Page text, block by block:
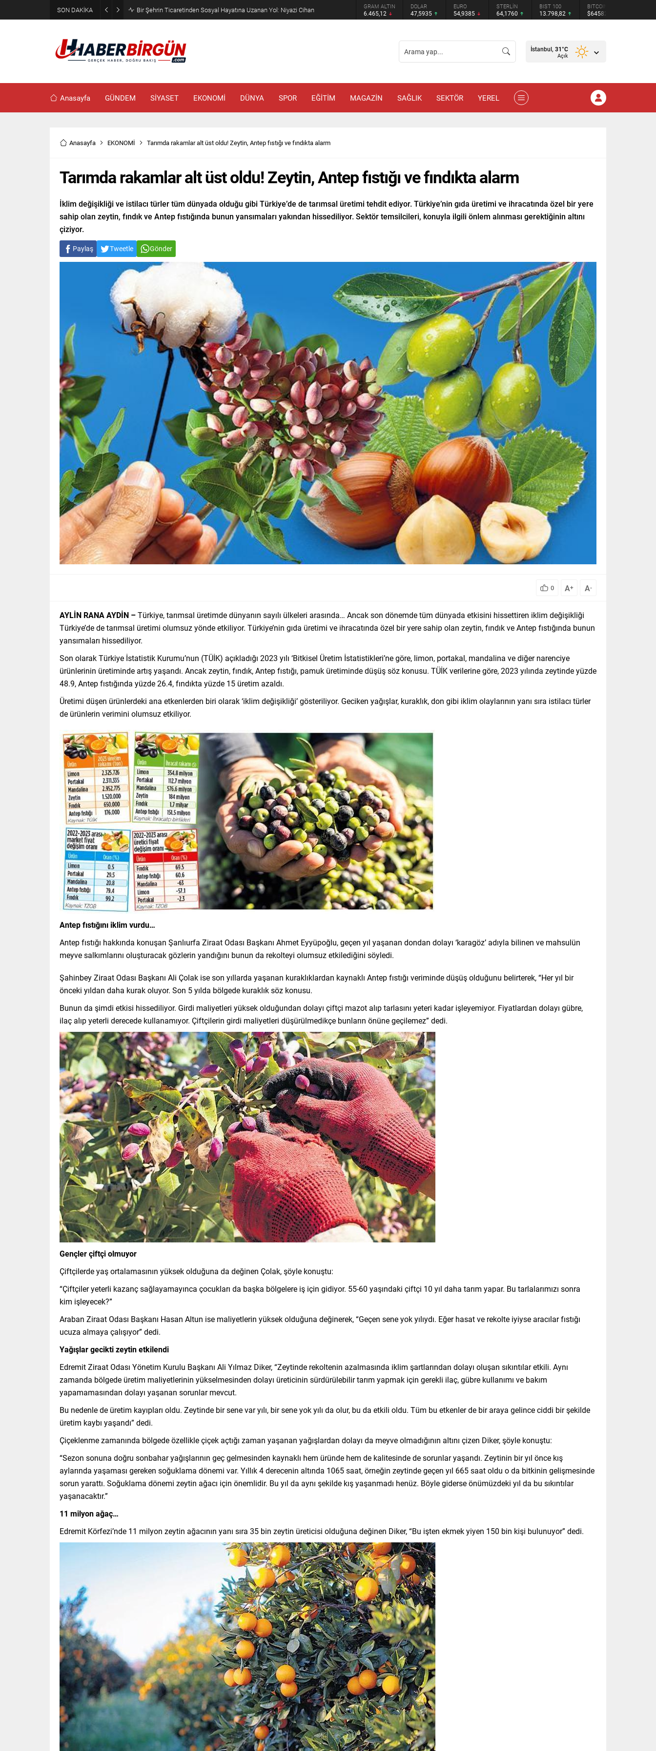
SON DAKİKA SRV Padel Court, 24 Ülkeye İhracat Yapan Türkiye’nin Padel Kortu Üretim Gücü DOLAR
47,5935
EURO
54,9385
STERLİN
64,1760
BIST 100
13.798,82
BITCOIN
$64582
ETHEREUM
$1909.5
İstanbul, 31°C
Açık
Anasayfa GÜNDEM SİYASET EKONOMİ DÜNYA SPOR EĞİTİM MAGAZİN SAĞLIK SEKTÖR YEREL
Anasayfa EKONOMİ Tarımda rakamlar alt üst oldu! Zeytin, Antep fıstığı ve fındıkta alarm
Tarımda rakamlar alt üst oldu! Zeytin, Antep fıstığı ve fındıkta alarm
İklim değişikliği ve istilacı türler tüm dünyada olduğu gibi Türkiye’de de tarımsal üretimi tehdit ediyor. Türkiye’nin gıda üretimi ve ihracatında özel bir yere
sahip olan zeytin, fındık ve Antep fıstığında bunun yansımaları yakından hissediliyor. Sektör temsilcileri, konuyla ilgili önlem alınması gerektiğinin altını
çiziyor.
Paylaş Tweetle Gönder
0 A+ A-
AYLİN RANA AYDİN –Türkiye, tarımsal üretimde dünyanın sayılı ülkeleri arasında… Ancak son dönemde tüm dünyada etkisini hissettiren iklim değişikliği
Türkiye’de de tarımsal üretimi olumsuz yönde etkiliyor. Türkiye’nin gıda üretimi ve ihracatında özel bir yere sahip olan zeytin, fındık ve Antep fıstığında bunun
yansımaları hissediliyor.
Son olarak Türkiye İstatistik Kurumu’nun (TÜİK) açıkladığı 2023 yılı ‘Bitkisel Üretim İstatistikleri’ne göre, limon, portakal, mandalina ve diğer narenciye
ürünlerinin üretiminde artış yaşandı. Ancak zeytin, fındık, Antep fıstığı, pamuk üretiminde düşüş söz konusu. TÜİK verilerine göre, 2023 yılında zeytinde yüzde
48.9, Antep fıstığında yüzde 26.4, fındıkta yüzde 15 üretim azaldı.
Üretimi düşen ürünlerdeki ana etkenlerden biri olarak ‘iklim değişikliği’ gösteriliyor. Geciken yağışlar, kuraklık, don gibi iklim olaylarının yanı sıra istilacı türler
de ürünlerin verimini olumsuz etkiliyor.
Antep fıstığını iklim vurdu…
Antep fıstığı hakkında konuşan Şanlıurfa Ziraat Odası Başkanı Ahmet Eyyüpoğlu, geçen yıl yaşanan dondan dolayı ‘karagöz’ adıyla bilinen ve mahsulün
meyve salkımlarını oluşturacak gözlerin yandığını bunun da rekolteyi olumsuz etkilediğini söyledi.
Şahinbey Ziraat Odası Başkanı Ali Çolak ise son yıllarda yaşanan kuraklıklardan kaynaklı Antep fıstığı veriminde düşüş olduğunu belirterek, “Her yıl bir
önceki yıldan daha kurak oluyor. Son 5 yılda bölgede kuraklık söz konusu.
Bunun da şimdi etkisi hissediliyor. Girdi maliyetleri yüksek olduğundan dolayı çiftçi mazot alıp tarlasını yeteri kadar işleyemiyor. Fiyatlardan dolayı gübre,
ilaç alıp yeterli derecede kullanamıyor. Çiftçilerin girdi maliyetleri düşürülmedikçe bunların önüne geçilemez” dedi.
Gençler çiftçi olmuyor
Çiftçilerde yaş ortalamasının yüksek olduğuna da değinen Çolak, şöyle konuştu:
“Çiftçiler yeterli kazanç sağlayamayınca çocukları da başka bölgelere iş için gidiyor. 55-60 yaşındaki çiftçi 10 yıl daha tarım yapar. Bu tarlalarımızı sonra
kim işleyecek?”
Araban Ziraat Odası Başkanı Hasan Altun ise maliyetlerin yüksek olduğuna değinerek, “Geçen sene yok yılıydı. Eğer hasat ve rekolte iyiyse aracılar fıstığı
ucuza almaya çalışıyor” dedi.
Yağışlar gecikti zeytin etkilendi
Edremit Ziraat Odası Yönetim Kurulu Başkanı Ali Yılmaz Diker, “Zeytinde rekoltenin azalmasında iklim şartlarından dolayı oluşan sıkıntılar etkili. Aynı
zamanda bölgede üretim maliyetlerinin yükselmesinden dolayı üreticinin sürdürülebilir tarım yapmak için gerekli ilaç, gübre kullanımı ve bakım
yapamamasından dolayı yaşanan sorunlar mevcut.
Bu nedenle de üretim kayıpları oldu. Zeytinde bir sene var yılı, bir sene yok yılı da olur, bu da etkili oldu. Tüm bu etkenler de bir araya gelince ciddi bir şekilde
üretim kaybı yaşandı” dedi.
Çiçeklenme zamanında bölgede özellikle çiçek açtığı zaman yaşanan yağışlardan dolayı da meyve olmadığının altını çizen Diker, şöyle konuştu:
“Sezon sonuna doğru sonbahar yağışlarının geç gelmesinden kaynaklı hem üründe hem de kalitesinde de sorunlar yaşandı. Zeytinin bir yıl önce kış
aylarında yaşaması gereken soğuklama dönemi var. Yıllık 4 derecenin altında 1065 saat, örneğin zeytinde geçen yıl 665 saat oldu o da bitkinin gelişmesinde
sorun yarattı. Soğuklama dönemi zeytin ağacı için önemlidir. Bu yıl da aynı şekilde kış yaşanmadı henüz. Böyle giderse önümüzdeki yıl da bu sıkıntılar
yaşanacaktır.”
11 milyon ağaç…
Edremit Körfezi’nde 11 milyon zeytin ağacının yanı sıra 35 bin zeytin üreticisi olduğuna değinen Diker, “Bu işten ekmek yiyen 150 bin kişi bulunuyor” dedi.